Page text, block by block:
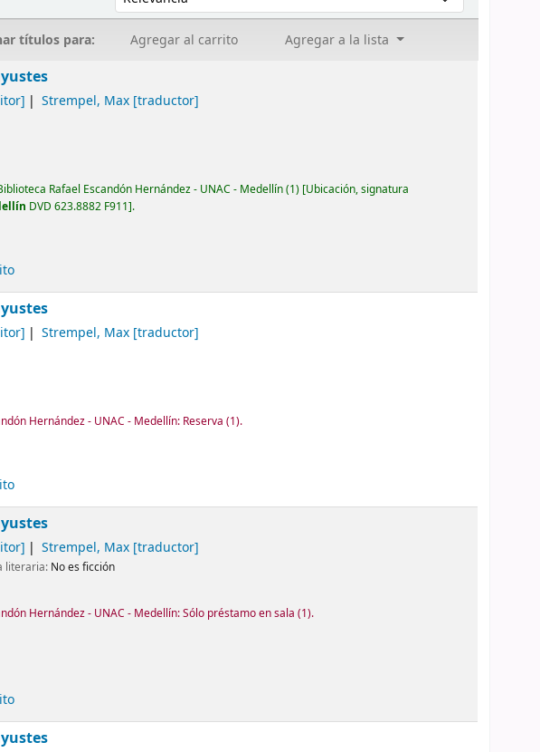
títulos para: Agregar al carrito Agregar a la lista
Strempel, Max [traductor]
Rafael Escandón Hernández - UNAC - Medellín(1) Ubicación, signatura
DVD 623.8882 F911 .
Strempel, Max [traductor]
Hernández - UNAC - Medellín: Reserva (1).
Strempel, Max [traductor]
literaria: No es ficción
Hernández - UNAC - Medellín: Sólo préstamo en sala (1).